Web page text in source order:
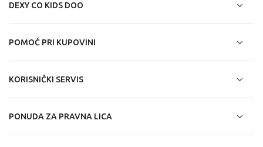
DEXY CO KIDS DOO
POMOĆ PRI KUPOVINI
KORISNIČKI SERVIS
PONUDA ZA PRAVNA LICA